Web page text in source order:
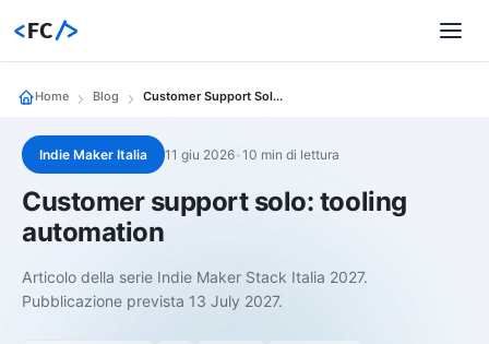
<FC/>
Home Blog Customer Support Solo Tooling
Indie Maker Italia 11 giu 2026•10 min di lettura
Customer support solo: tooling
automation
Articolo della serie Indie Maker Stack Italia 2027.
Pubblicazione prevista 13 July 2027.